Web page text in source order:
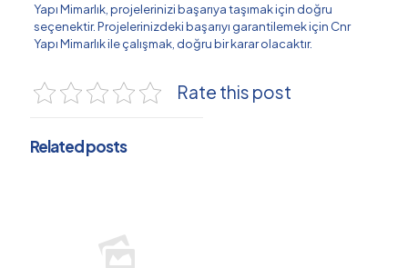
Yapı Mimarlık, projelerinizi başarıya taşımak için doğru
seçenektir. Projelerinizdeki başarıyı garantilemek için Cnr
Yapı Mimarlık ile çalışmak, doğru bir karar olacaktır.
Rate this post
Related posts